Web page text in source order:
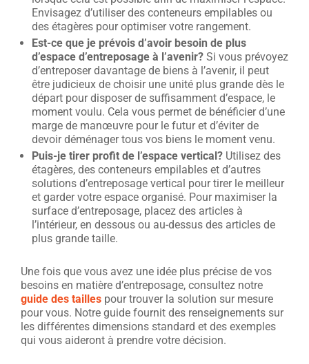
Envisagez d’utiliser des conteneurs empilables ou
des étagères pour optimiser votre rangement.
Est-ce que je prévois d’avoir besoin de plus
d’espace d’entreposage à l’avenir? Si vous prévoyez
d’entreposer davantage de biens à l’avenir, il peut
être judicieux de choisir une unité plus grande dès le
départ pour disposer de suffisamment d’espace, le
moment voulu. Cela vous permet de bénéficier d’une
marge de manœuvre pour le futur et d’éviter de
devoir déménager tous vos biens le moment venu.
Puis-je tirer profit de l’espace vertical? Utilisez des
étagères, des conteneurs empilables et d’autres
solutions d’entreposage vertical pour tirer le meilleur
et garder votre espace organisé. Pour maximiser la
surface d’entreposage, placez des articles à
l’intérieur, en dessous ou au-dessus des articles de
plus grande taille.
Une fois que vous avez une idée plus précise de vos
besoins en matière d’entreposage, consultez notre
guide des tailles pour trouver la solution sur mesure
pour vous. Notre guide fournit des renseignements sur
les différentes dimensions standard et des exemples
qui vous aideront à prendre votre décision.